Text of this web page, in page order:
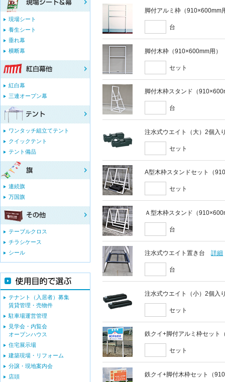
脚付アルミ枠（910×600mm
台
脚付木枠（910×600mm用）
セット
脚付木枠スタンド（
台
注水式ウエイト（大）2個入
セット
A型木枠スタンドセット（
セット
Ａ型木枠スタンド（
台
注水式ウエイト置き台 詳細
台
注水式ウエイト（小）2個入
セット
鉄クイ+脚付アルミ枠セット
セット
鉄クイ+脚付木枠セット（
現場シート
養生シート
垂れ幕
横断幕
紅白幕
三連オープン幕
ワンタッチ組立てテント
クイックテント
テント備品
連続旗
万国旗
テーブルクロス
チラシケース
シール
テナント（入居者）募集
賃貸管理・売物件
駐車場運営管理
見学会・内覧会
オープンハウス
住宅展示場
建築現場・リフォーム
分譲・現地案内会
店頭